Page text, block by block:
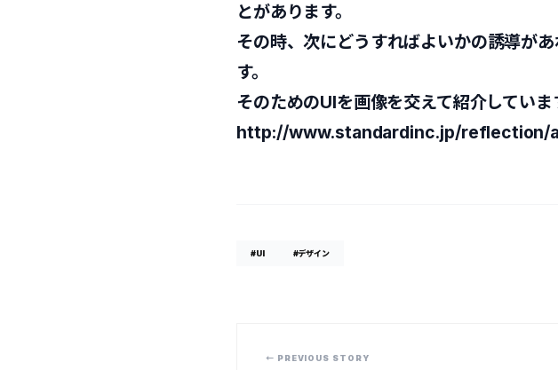
とがあります。
その時、次にどうすればよいかの誘導が
す。
そのためのUIを画像を交えて紹介していま
http://www.standardinc.jp/
#UI #デザイン
← PREVIOUS STORY